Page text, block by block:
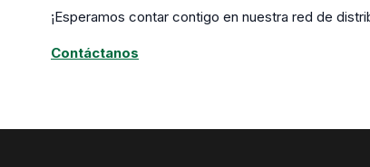
¡Esperamos contar contigo en nuestra red de
Contáctanos